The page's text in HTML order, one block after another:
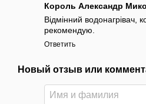
Король Александр
Відмінний водонагрівач,
рекомендую.
Ответить
Новый отзыв или